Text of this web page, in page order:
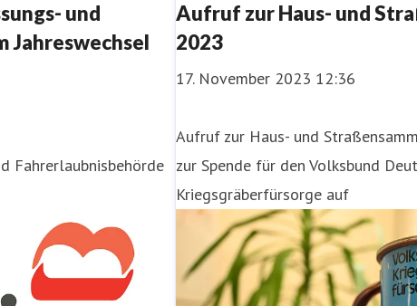
und
Jahreswechsel
Fahrerlaubnisbehörde
Aufruf zur Haus- und
2023
17. November 2023 12:36
Aufruf zur Haus- und
zur Spende für den Volksbund
Kriegsgräberfürsorge auf